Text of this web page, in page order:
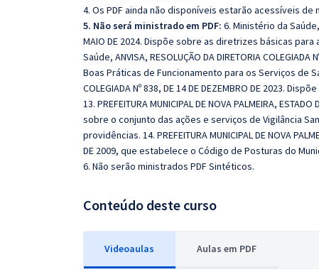
4. Os PDF ainda não disponíveis estarão acessíveis de
5. Não será ministrado em PDF: 6. Ministério da Saúde,
MAIO DE 2024. Dispõe sobre as diretrizes básicas
Saúde, ANVISA, RESOLUÇÃO DA DIRETORIA
Boas Práticas de Funcionamento para os Serviços de
COLEGIADA Nº 838, DE 14 DE DEZEMBRO DE 2023.
13. PREFEITURA MUNICIPAL DE NOVA PALMEIRA,
sobre o conjunto das ações e serviços de Vigilância
providências. 14. PREFEITURA MUNICIPAL DE NOVA
DE 2009, que estabelece o Código de Posturas do
6. Não serão ministrados PDF Sintéticos.
Conteúdo deste curso
Videoaulas Aulas em PDF